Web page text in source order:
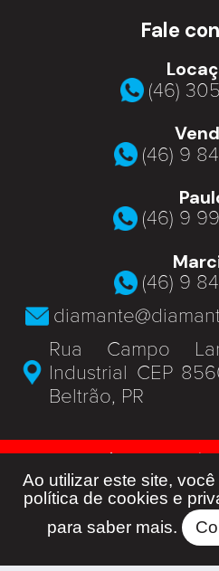
Ao utilizar este site,
política de cookies e
para saber mais.
Fale
(46)
(46) 9
(46) 9
(46) 9
Rua Campo
Industrial CEP
Beltrão, PR
© Diamante
Todos os
Developed